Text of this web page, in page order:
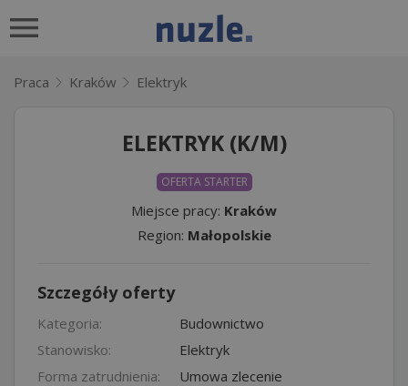
Praca Kraków Elektryk
ELEKTRYK (K/M)
OFERTA STARTER
Miejsce pracy: Kraków
Region: Małopolskie
Szczegóły oferty
Kategoria:
Budownictwo
Stanowisko:
Elektryk
Forma zatrudnienia:
Umowa zlecenie